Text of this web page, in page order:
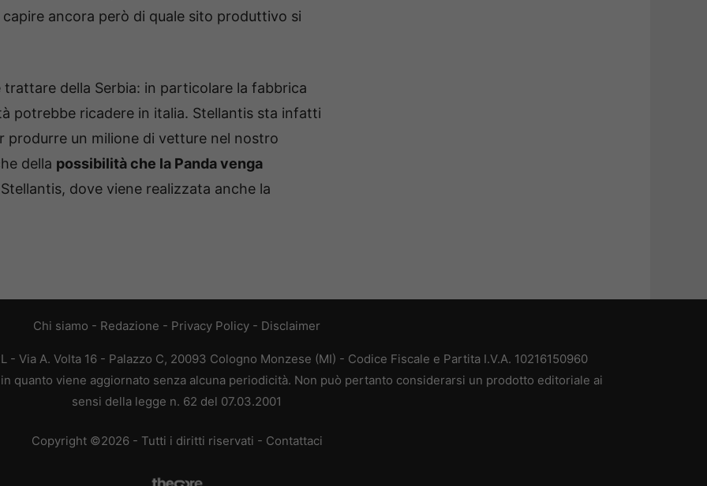
capire ancora però di quale sito produttivo si
della Serbia: in particolare la fabbrica
potrebbe ricadere in italia. Stellantis sta infatti
produrre un milione di vetture nel nostro
della possibilità che la Panda venga
dove viene realizzata anche la
Chi siamo - Redazione - Privacy Policy - Disclaimer
- Via A. Volta 16 - Palazzo C, 20093 Cologno Monzese (MI) - Codice Fiscale e Partita I.V.A. 10216150960
quanto viene aggiornato senza alcuna periodicità. Non può pertanto considerarsi un prodotto editoriale ai
sensi della legge n. 62 del 07.03.2001
Copyright ©2026 - Tutti i diritti riservati - Contattaci